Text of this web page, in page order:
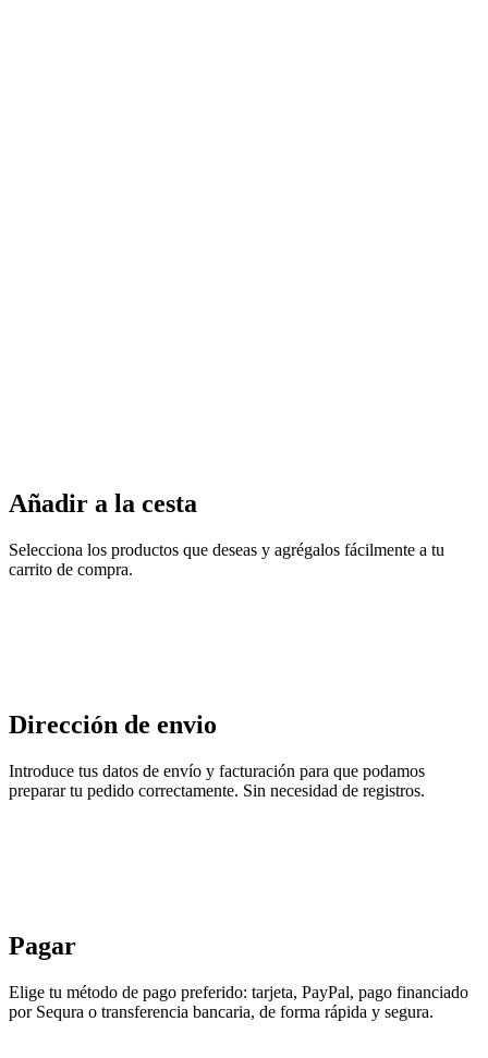
Añadir a la cesta
Selecciona los productos que deseas y agrégalos fácilmente a tu
carrito de compra.
Dirección de envio
Introduce tus datos de envío y facturación para que podamos
preparar tu pedido correctamente. Sin necesidad de registros.
Pagar
Elige tu método de pago preferido: tarjeta, PayPal, pago financiado
por Sequra o transferencia bancaria, de forma rápida y segura.